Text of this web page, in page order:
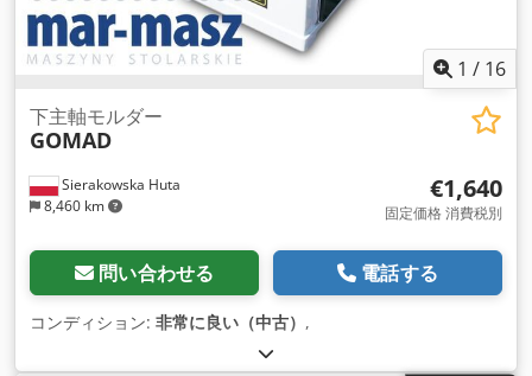
1 / 16
Sierakowska Huta
8,460 km
下主軸モルダー
GOMAD
€1,640
固定価格 消費税別
問い合わせる 電話する
コンディション: 非常に良い（中古） ,